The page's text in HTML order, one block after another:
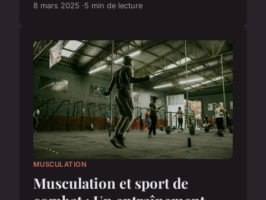
8 mars 2025 5 min de lecture
MUSCULATION
Musculation et sport de